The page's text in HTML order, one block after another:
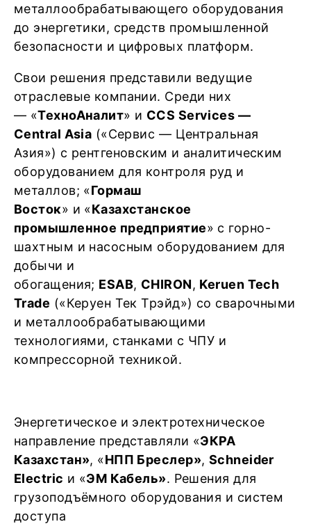
металлообрабатывающего оборудования
до энергетики, средств промышленной
безопасности и цифровых платформ.
Свои решения представили ведущие
отраслевые компании. Среди них
— «ТехноАналит» и CCS Services —
Central Asia («Сервис — Центральная
Азия») с рентгеновским и аналитическим
оборудованием для контроля руд и
металлов; «Гормаш
Восток» и «Казахстанское
промышленное предприятие» с горно-
шахтным и насосным оборудованием для
добычи и
обогащения; ESAB, CHIRON, Keruen Tech
Trade («Керуен Тек Трэйд») со сварочными
и металлообрабатывающими
технологиями, станками с ЧПУ и
компрессорной техникой.
Энергетическое и электротехническое
направление представляли «ЭКРА
Казахстан», «НПП Бреслер», Schneider
Electric и «ЭМ Кабель». Решения для
грузоподъёмного оборудования и систем
доступа